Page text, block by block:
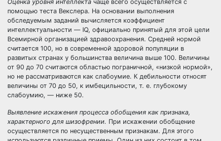
Оценка уровня интеллекта чаще всего осуществляется с
помощью теста Векслера. На основании выполнения
обследуемым заданий вычисляется коэффициент
интеллектуальности — IQ, официально принятый для этой цели
Всемирной организацией здравоохранения. Средней нормой
считается 100, но в современной здоровой популяции в
развитых странах у большинства величина выше 100. Величины
от 90 до 70 считаются областью пограничной, «низкой нормой»,
но не рассматриваются как слабоумие. К дебильности относят
величины от 70 до 50, к имбецильности, т. е. глубокому
слабоумию, — ниже 50.
Выявление искажения процесса обобщения как признака,
характерного для шизофрении. При искажении обобщение
осуществляется по несущественным признакам. Для этого